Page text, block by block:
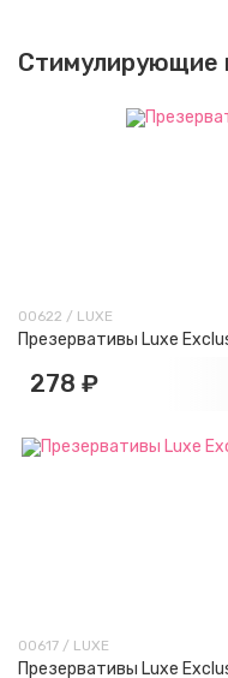
Стимулирующие
00622 / LUXE
Презервативы Luxe
278 ₽
00617 / LUXE
Презервативы Luxe